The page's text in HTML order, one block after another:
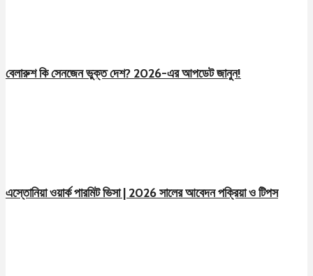
বেলারুশ কি সেনজেন ভুক্ত দেশ? 2026-এর আপডেট জানুন!
এস্তোনিয়া ওয়ার্ক পারমিট ভিসা | 2026 সালের আবেদন পক্রিয়া ও টিপস